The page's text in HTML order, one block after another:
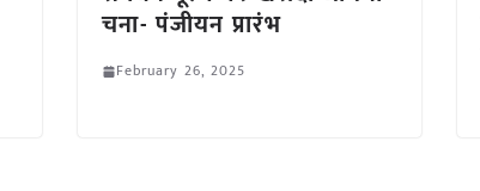
चना- पंजीयन प्रारंभ
February 26, 2025